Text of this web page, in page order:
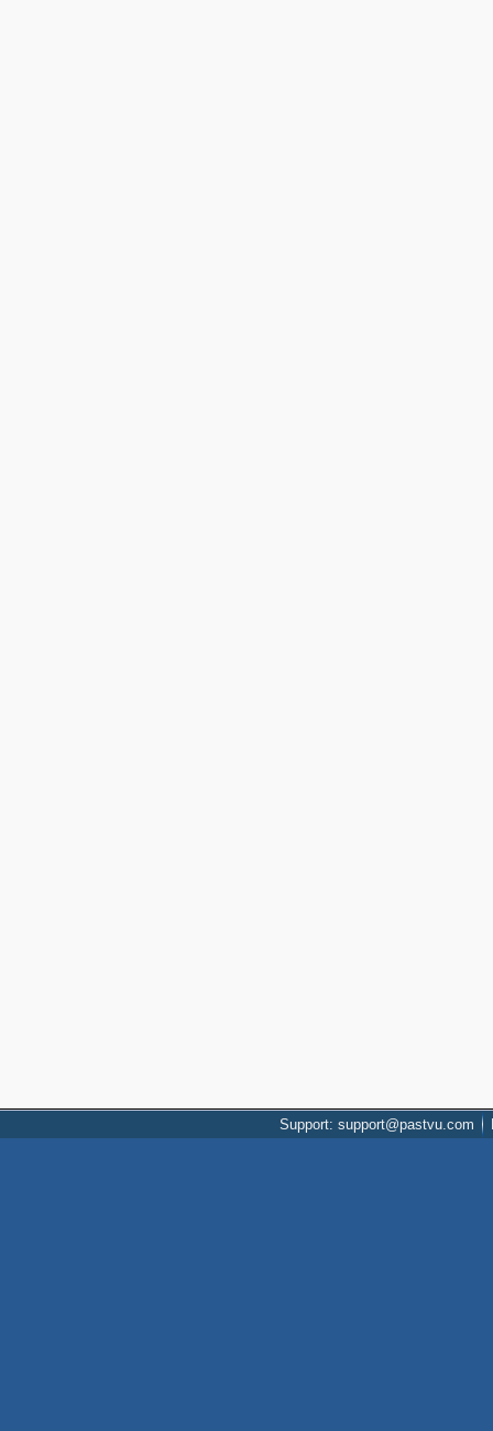
Support: support@pastvu.com